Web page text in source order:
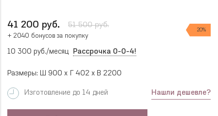
41 200 руб. 51 500 руб.
20%
+ 2040 бонусов за покупку
10 300 руб./месяц Рассрочка 0-0-4!
Размеры: Ш 900 x Г 402 x В 2200
Изготовление до 14 дней Нашли дешевле?